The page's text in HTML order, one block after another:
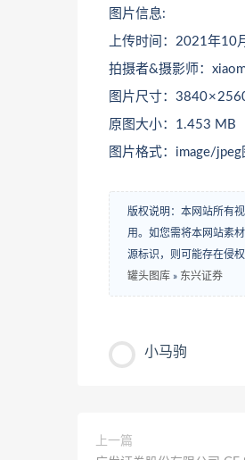
图片信息:
上传时间：2021年10
拍摄者&摄影师：
图片尺寸：3840 ×
原图大小：1.453 MB
图片格式：image/jpeg
版权说明：本网站所有
用。如您需将本网站素
源标识，则可能存在侵权
罐头图库 » 东兴证券
小马驹
上一篇